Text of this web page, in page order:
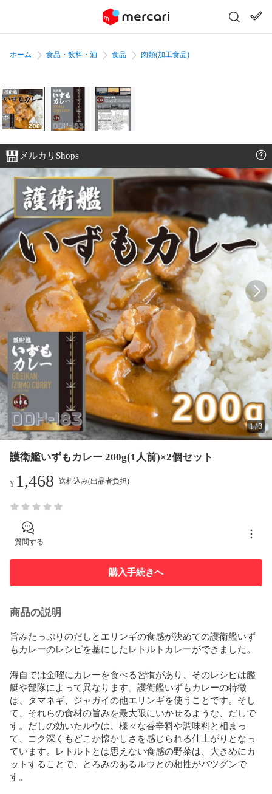
ホーム 食品・飲料・酒 食品 肉類(加工食品)
メルカリShops
1/3
護衛艦いずもカレー 200g(1人前)×2個セット
¥ 1,468 送料込み(出品者負担)
質問する
購入手続きへ
商品の説明
旨みたっぷりのだしとエリンギの食感が決めての護衛艦いず
もカレーのレシピを基にしたレトルトカレーができました。
海自では金曜にカレーを食べる習慣があり、そのレシピは艦
艇や部隊によって異なります。護衛艦いずもカレーの特徴
は、タマネギ、ジャガイの他エリンギを使うことです。そし
て、それらの食材の旨みを最大限にいかせるような、だしで
す。だしの効いたルウは、様々な香辛料や調味料と相まっ
て、コク深くもどこか懐かしさを感じられる仕上がりとなっ
ています。レトルトとは思えない食感の野菜は、大きめにカ
ットすることで、とろみのあるルウとの相性がバツグンで
す。